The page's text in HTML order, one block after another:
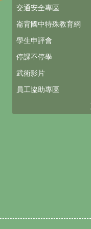
交通安全專區
崙背國中特殊教育網
學生申評會
停課不停學
武術影片
員工協助專區